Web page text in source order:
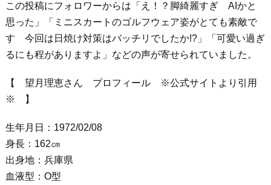
この投稿にフォロワーからは「え！？脚綺麗すぎ AIかと
思った」「ミニスカートのゴルフウェア姿がとても素敵で
す 今回は日焼け対策はバッチリでしたか!?」「可愛い過ぎ
るにも程がありますよ」などの声が寄せられていました。
【 望月理恵さん プロフィール ※公式サイトより引用
※ 】
生年月日：1972/02/08
身長：162㎝
出身地：兵庫県
血液型：O型